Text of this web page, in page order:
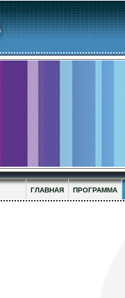
ГЛАВНАЯ ПРОГРАММА